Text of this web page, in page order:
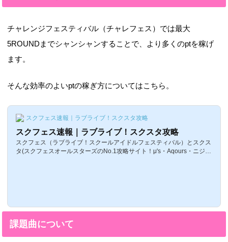
くれますアレンジの種類は、以下のとおり
チャレンジフェスティバル（チャレフェス）では最大
5ROUNDまでシャンシャンすることで、より多くのptを稼げ
ます。
そんな効率のよいptの稼ぎ方についてはこちら。
スクフェス速報｜ラブライブ！スクスタ攻略
スクフェス速報｜ラブライブ！スクスタ攻略
スクフェス（ラブライブ！スクールアイドルフェスティバル）とスクス
タ(スクフェスオールスターズのNo.1攻略サイト！μ's・Aqours・ニジガ
課題曲について